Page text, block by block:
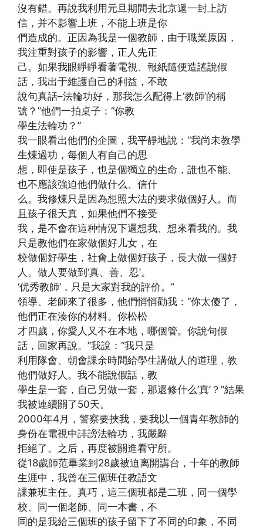
沒有錯。再說我利用元旦期間去北京遞一封上訪
信，并不影響上班，不能上班是你
們造成的。正因為我是一個教師，由于職業原因，
我注重對孩子的影響，正人先正
己。如果我眼睜睜看著電視、報紙隨便造謠說假
話，我出于維護自己的利益，不敢
說句真話–法輪功好，那我怎么配得上‘教師’的稱
號？”他們一拍桌子：“你教
學生法輪功？”
我一眼看出他們的企圖，我平靜地說：“我尚未教學
生煉過功，每個人有自己的思
想，即使是孩子，也是個獨立的生命，誰也不能、
也不應該強迫他們做什么、信什
么。我修煉只是因為想照大法的要求做個好人。而
且孩子很天真，如果他們不接受
我，是不會在這种情況下還想我、想來看我的。我
只是教他們在家做個好儿女，在
校做個好學生，社會上做個好孩子，長大做一個好
人。做人要做到‘真、善、忍’。
‘优秀教師’，只是大家對我的評价。”
領導、老師來了很多，他們悄悄勸我：“你太傻了，
他們正在湊你的材料。你松松
才四歲，你愛人又不在本地，哪個管。你說句假
話，回家再說。”我說：“我只是
利用隊會、朝會課余時間給學生講做人的道理，教
他們做好人。我不能說假話，教
學生是一套，自己另做一套，那還修什么‘真’？”結果
我被連續關了50天。
2000年4月，警察要挾我，要我以一個青年教師的
身份在電視中誹謗法輪功，我嚴辭
拒絕了。之后，再度被關進看守所。
從18歲師范畢業到28歲被迫离開講台，十年的教師
生涯中，我曾在三個班任教語文
課兼班主任。真巧，這三個班都是二班，同一個學
校、同一個老師、同一本書，不
同的是我給三個班的孩子留下了不同的印象，不同